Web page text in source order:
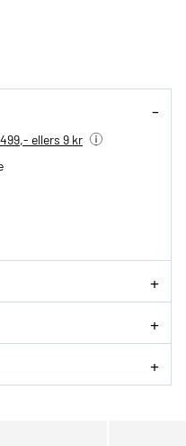
ellers 9 kr